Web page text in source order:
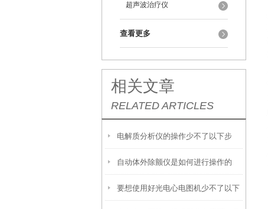
超声波治疗仪
查看更多
相关文章
RELATED ARTICLES
电解质分析仪的操作少不了以下步
骤！
自动体外除颤仪是如何进行操作的
呢？
要想使用好光电心电图机少不了以下